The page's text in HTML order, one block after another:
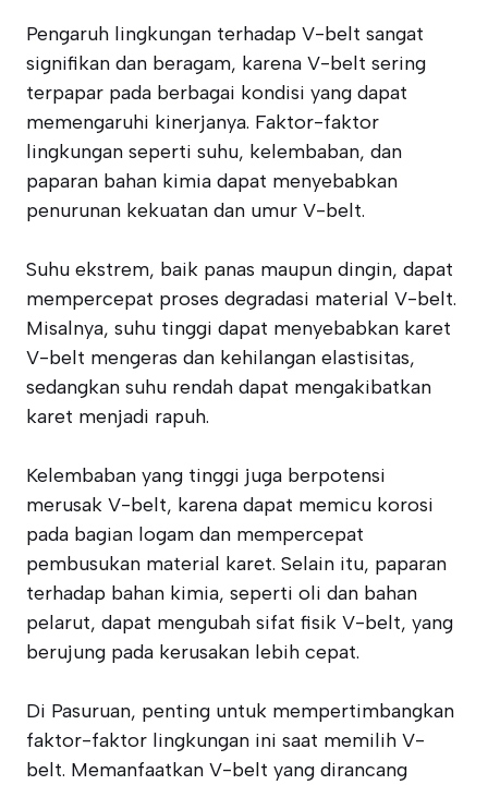
Pengaruh lingkungan terhadap V-belt sangat
signifikan dan beragam, karena V-belt sering
terpapar pada berbagai kondisi yang dapat
memengaruhi kinerjanya. Faktor-faktor
lingkungan seperti suhu, kelembaban, dan
paparan bahan kimia dapat menyebabkan
penurunan kekuatan dan umur V-belt.
Suhu ekstrem, baik panas maupun dingin, dapat
mempercepat proses degradasi material V-belt.
Misalnya, suhu tinggi dapat menyebabkan karet
V-belt mengeras dan kehilangan elastisitas,
sedangkan suhu rendah dapat mengakibatkan
karet menjadi rapuh.
Kelembaban yang tinggi juga berpotensi
merusak V-belt, karena dapat memicu korosi
pada bagian logam dan mempercepat
pembusukan material karet. Selain itu, paparan
terhadap bahan kimia, seperti oli dan bahan
pelarut, dapat mengubah sifat fisik V-belt, yang
berujung pada kerusakan lebih cepat.
Di Pasuruan, penting untuk mempertimbangkan
faktor-faktor lingkungan ini saat memilih V-
belt. Memanfaatkan V-belt yang dirancang